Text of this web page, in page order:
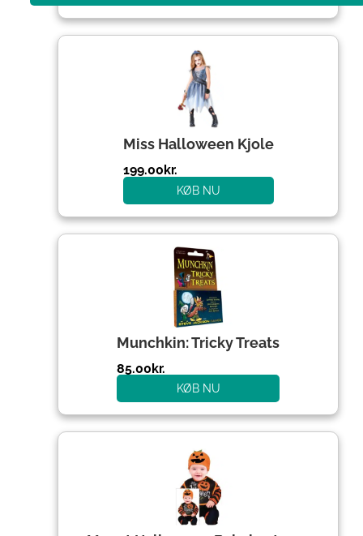
Miss Halloween Kjole
199.00kr.
KØB NU
Munchkin: Tricky Treats
85.00kr.
KØB NU